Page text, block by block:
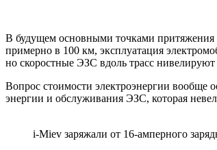
В будущем основными точками притяжения
примерно в 100 км, эксплуатация
но скоростные ЭЗС вдоль трасс
Вопрос стоимости электроэнергии вообще
энергии и обслуживания ЭЗС, которая
i-Miev заряжали от 16-амперного